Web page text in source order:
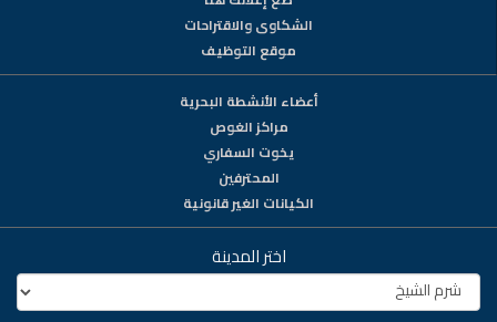
الشكاوى والاقتراحات
موقع التوظيف
أعضاء الأنشطة البحرية
مراكز الغوص
يخوت السفاري
المحترفين
الكيانات الغير قانونية
اختر المدينة